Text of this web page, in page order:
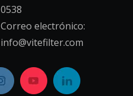
0538
Correo electrónico:
info@vitefilter.com